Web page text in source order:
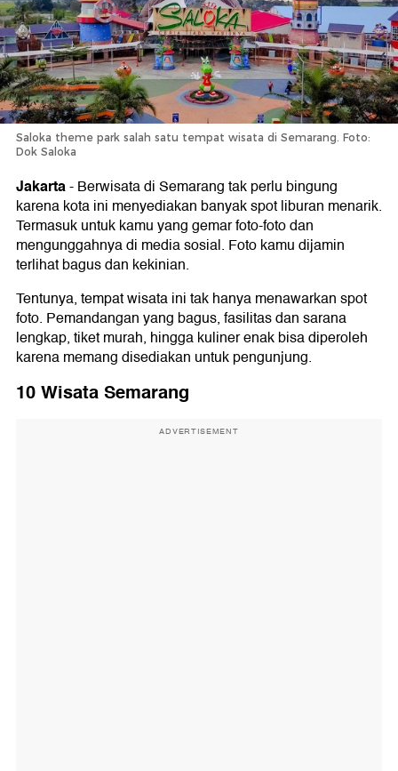
Saloka theme park salah satu tempat wisata di Semarang. Foto:
Dok Saloka
Jakarta-Berwisata di Semarang tak perlu bingung
karena kota ini menyediakan banyak spot liburan menarik.
Termasuk untuk kamu yang gemar foto-foto dan
mengunggahnya di media sosial. Foto kamu dijamin
terlihat bagus dan kekinian.
Tentunya, tempat wisata ini tak hanya menawarkan spot
foto. Pemandangan yang bagus, fasilitas dan sarana
lengkap, tiket murah, hingga kuliner enak bisa diperoleh
karena memang disediakan untuk pengunjung.
10 Wisata Semarang
ADVERTISEMENT